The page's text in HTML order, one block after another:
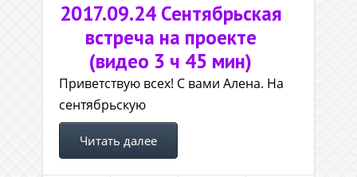
2017.09.24 Сентябрьская
встреча на проекте
(видео 3 ч 45 мин)
Приветствую всех! С вами Алена. На
сентябрьскую
Читать далее